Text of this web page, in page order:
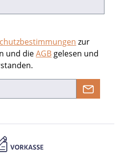
zur
und dieAGB gelesen und